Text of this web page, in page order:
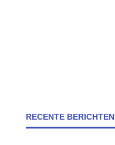
RECENTE BERICHTEN